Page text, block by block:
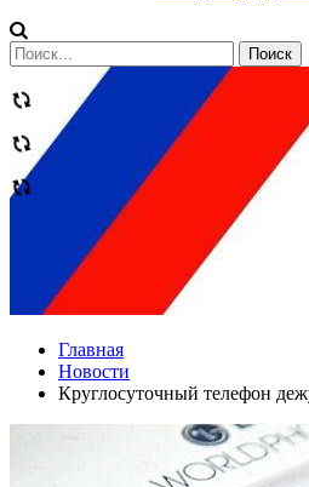
Сообщений
категории
Теги
Главная
Новости
Круглосуточный телефон